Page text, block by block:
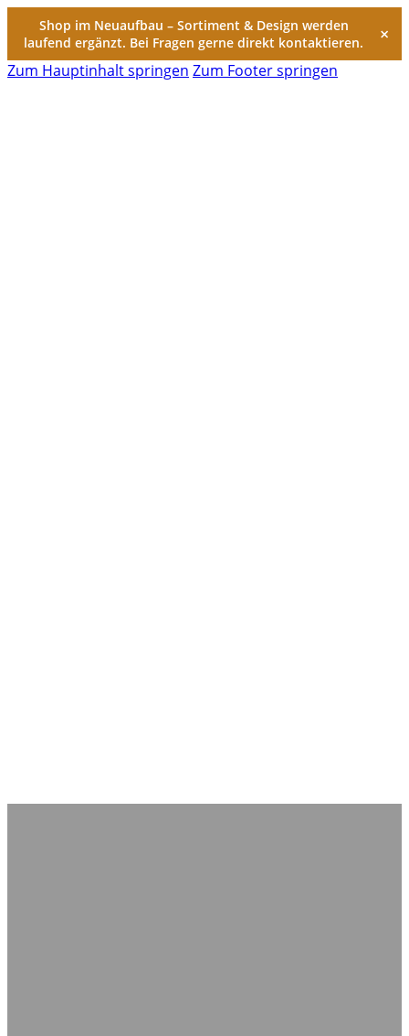
Shop im Neuaufbau – Sortiment & Design werden
laufend ergänzt. Bei Fragen gerne direkt kontaktieren.
×
Zum Hauptinhalt springen Zum Footer springen